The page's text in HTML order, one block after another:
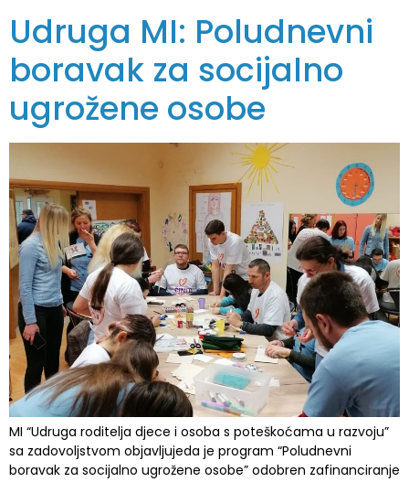
Udruga MI: Poludnevni
boravak za socijalno
ugrožene osobe
MI “Udruga roditelja djece i osoba s poteškoćama u razvoju”
sa zadovoljstvom objavljujeda je program “Poludnevni
boravak za socijalno ugrožene osobe” odobren zafinanciranje